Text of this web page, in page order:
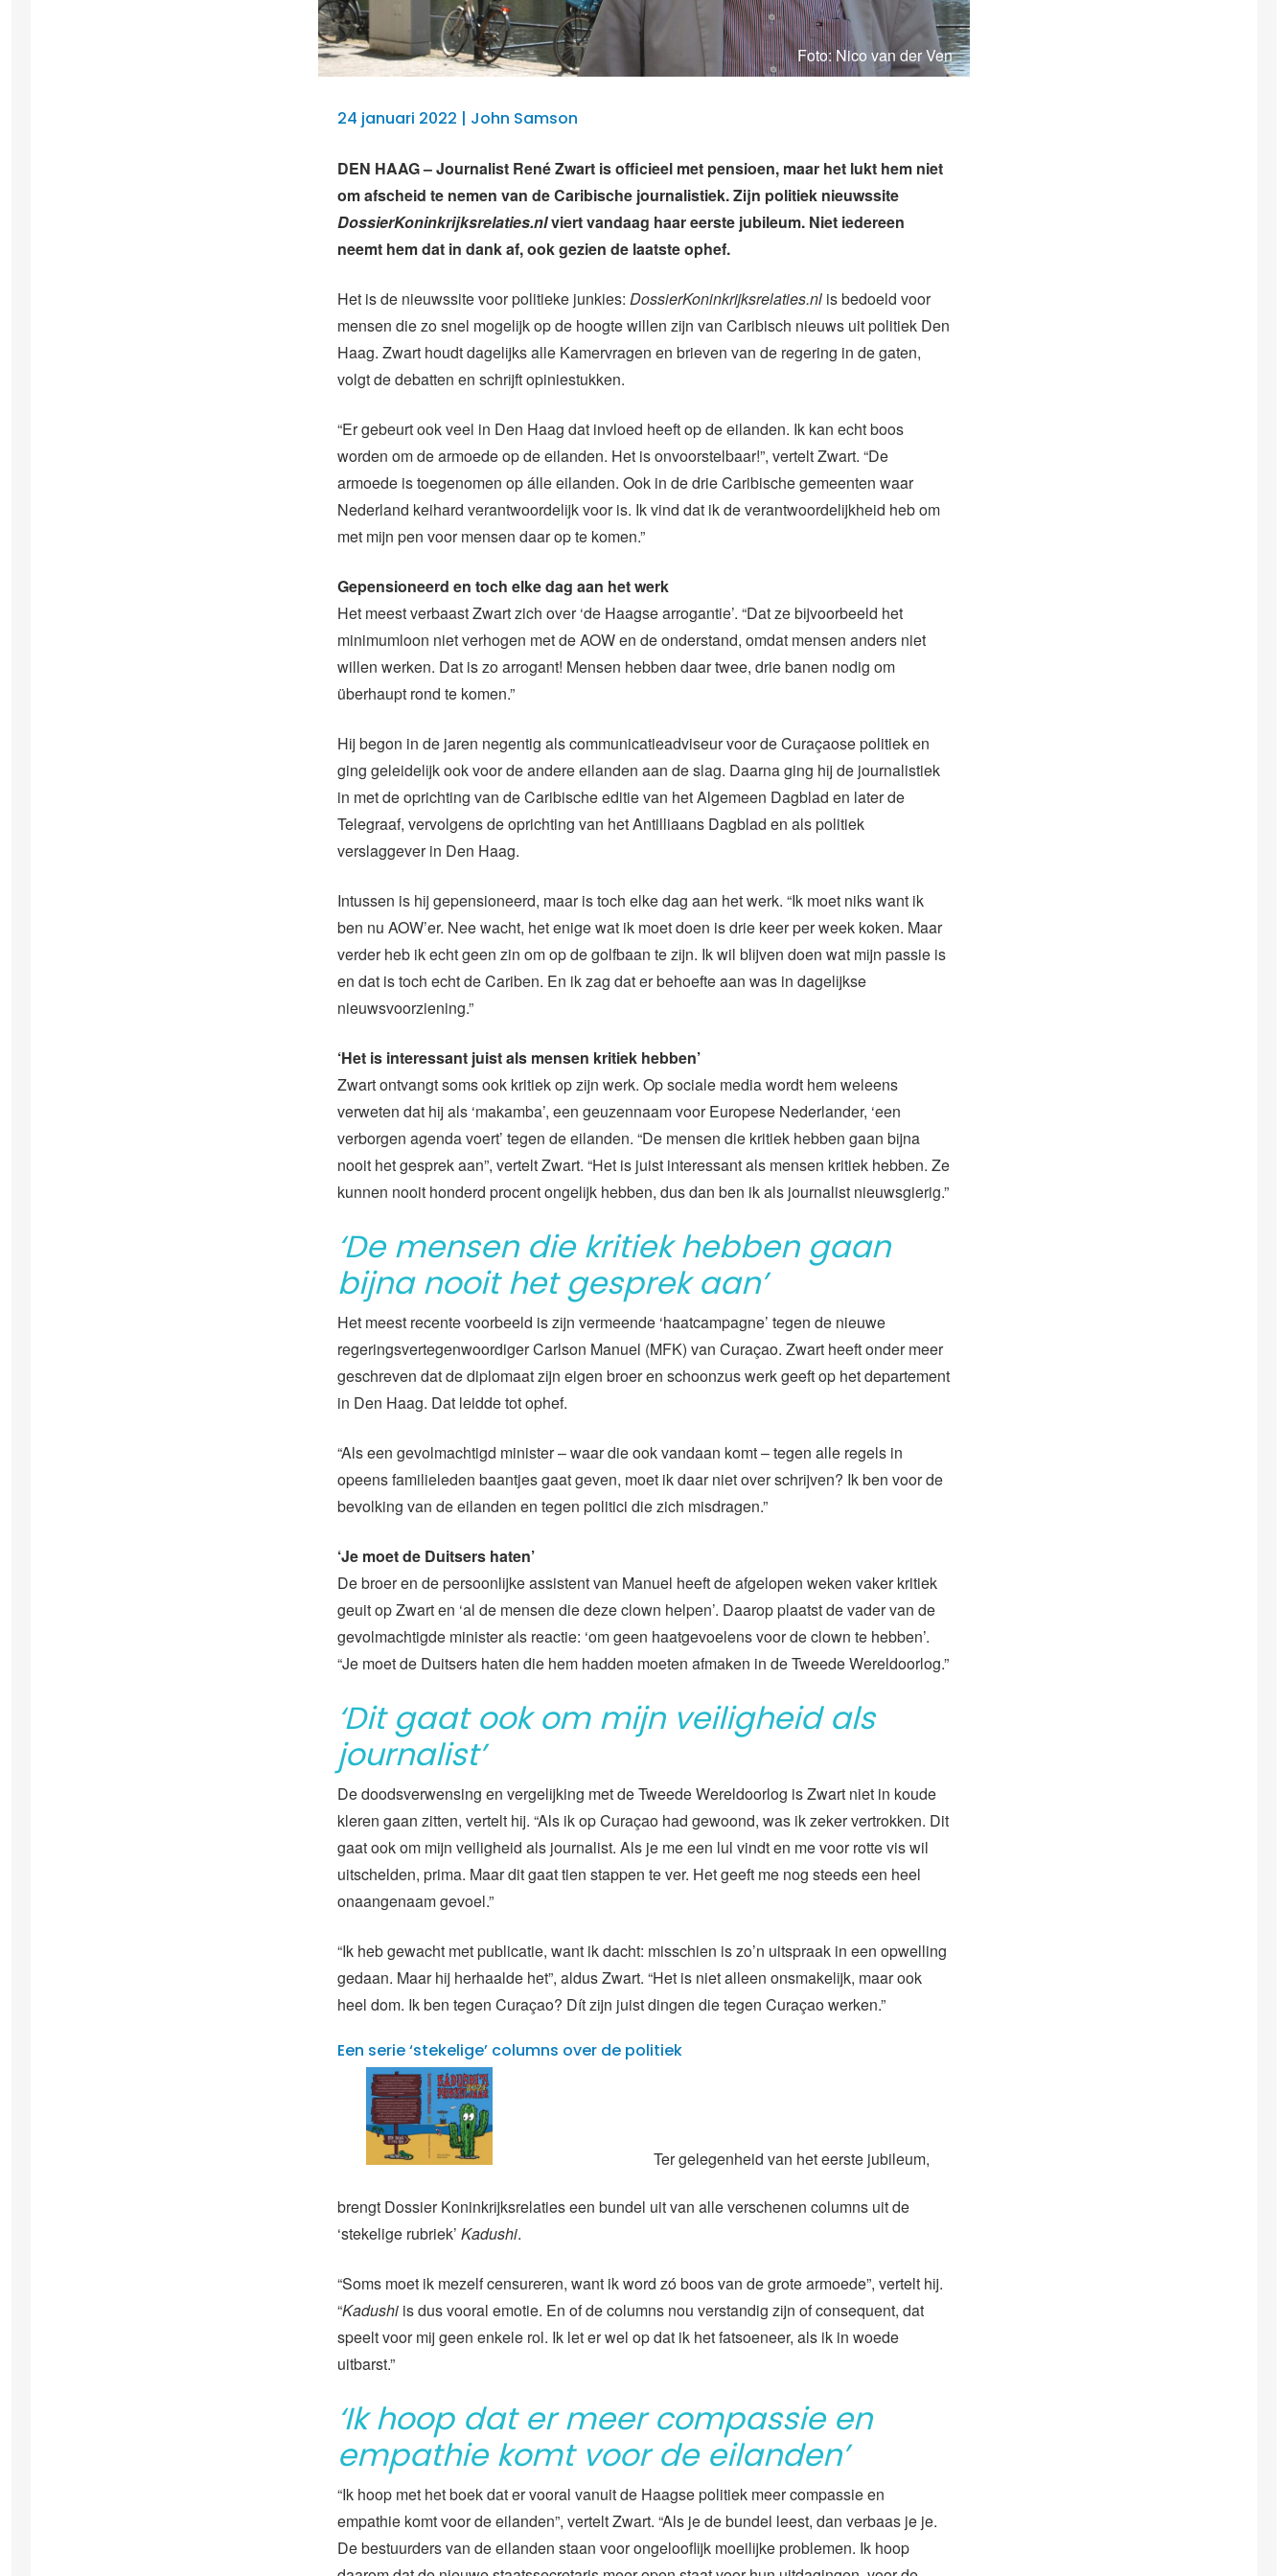
Foto: Nico van der Ven
24 januari 2022 | John Samson
DEN HAAG – Journalist René Zwart is officieel met pensioen, maar het lukt hem niet
om afscheid te nemen van de Caribische journalistiek. Zijn politiek nieuwssite
DossierKoninkrijksrelaties.nlviert vandaag haar eerste jubileum. Niet iedereen
neemt hem dat in dank af, ook gezien de laatste ophef.
Het is de nieuwssite voor politieke junkies: DossierKoninkrijksrelaties.nl is bedoeld voor
mensen die zo snel mogelijk op de hoogte willen zijn van Caribisch nieuws uit politiek Den
Haag. Zwart houdt dagelijks alle Kamervragen en brieven van de regering in de gaten,
volgt de debatten en schrijft opiniestukken.
“Er gebeurt ook veel in Den Haag dat invloed heeft op de eilanden. Ik kan echt boos
worden om de armoede op de eilanden. Het is onvoorstelbaar!”, vertelt Zwart. “De
armoede is toegenomen op álle eilanden. Ook in de drie Caribische gemeenten waar
Nederland keihard verantwoordelijk voor is. Ik vind dat ik de verantwoordelijkheid heb om
met mijn pen voor mensen daar op te komen.”
Gepensioneerd en toch elke dag aan het werk
Het meest verbaast Zwart zich over ‘de Haagse arrogantie’. “Dat ze bijvoorbeeld het
minimumloon niet verhogen met de AOW en de onderstand, omdat mensen anders niet
willen werken. Dat is zo arrogant! Mensen hebben daar twee, drie banen nodig om
überhaupt rond te komen.”
Hij begon in de jaren negentig als communicatieadviseur voor de Curaçaose politiek en
ging geleidelijk ook voor de andere eilanden aan de slag. Daarna ging hij de journalistiek
in met de oprichting van de Caribische editie van het Algemeen Dagblad en later de
Telegraaf, vervolgens de oprichting van het Antilliaans Dagblad en als politiek
verslaggever in Den Haag.
Intussen is hij gepensioneerd, maar is toch elke dag aan het werk. “Ik moet niks want ik
ben nu AOW’er. Nee wacht, het enige wat ik moet doen is drie keer per week koken. Maar
verder heb ik echt geen zin om op de golfbaan te zijn. Ik wil blijven doen wat mijn passie is
en dat is toch echt de Cariben. En ik zag dat er behoefte aan was in dagelijkse
nieuwsvoorziening.”
‘Het is interessant juist als mensen kritiek hebben’
Zwart ontvangt soms ook kritiek op zijn werk. Op sociale media wordt hem weleens
verweten dat hij als ‘makamba’, een geuzennaam voor Europese Nederlander, ‘een
verborgen agenda voert’ tegen de eilanden. “De mensen die kritiek hebben gaan bijna
nooit het gesprek aan”, vertelt Zwart. “Het is juist interessant als mensen kritiek hebben. Ze
kunnen nooit honderd procent ongelijk hebben, dus dan ben ik als journalist nieuwsgierig.”
‘De mensen die kritiek hebben gaan
bijna nooit het gesprek aan’
Het meest recente voorbeeld is zijn vermeende ‘haatcampagne’ tegen de nieuwe
regeringsvertegenwoordiger Carlson Manuel (MFK) van Curaçao. Zwart heeft onder meer
geschreven dat de diplomaat zijn eigen broer en schoonzus werk geeft op het departement
in Den Haag. Dat leidde tot ophef.
“Als een gevolmachtigd minister – waar die ook vandaan komt – tegen alle regels in
opeens familieleden baantjes gaat geven, moet ik daar niet over schrijven? Ik ben voor de
bevolking van de eilanden en tegen politici die zich misdragen.”
‘Je moet de Duitsers haten’
De broer en de persoonlijke assistent van Manuel heeft de afgelopen weken vaker kritiek
geuit op Zwart en ‘al de mensen die deze clown helpen’. Daarop plaatst de vader van de
gevolmachtigde minister als reactie: ‘om geen haatgevoelens voor de clown te hebben’.
“Je moet de Duitsers haten die hem hadden moeten afmaken in de Tweede Wereldoorlog.”
‘Dit gaat ook om mijn veiligheid als
journalist’
De doodsverwensing en vergelijking met de Tweede Wereldoorlog is Zwart niet in koude
kleren gaan zitten, vertelt hij. “Als ik op Curaçao had gewoond, was ik zeker vertrokken. Dit
gaat ook om mijn veiligheid als journalist. Als je me een lul vindt en me voor rotte vis wil
uitschelden, prima. Maar dit gaat tien stappen te ver. Het geeft me nog steeds een heel
onaangenaam gevoel.”
“Ik heb gewacht met publicatie, want ik dacht: misschien is zo’n uitspraak in een opwelling
gedaan. Maar hij herhaalde het”, aldus Zwart. “Het is niet alleen onsmakelijk, maar ook
heel dom. Ik ben tegen Curaçao? Dít zijn juist dingen die tegen Curaçao werken.”
Een serie ‘stekelige’ columns over de politiek
Ter gelegenheid van het eerste jubileum,
brengt Dossier Koninkrijksrelaties een bundel uit van alle verschenen columns uit de
‘stekelige rubriek’ Kadushi.
“Soms moet ik mezelf censureren, want ik word zó boos van de grote armoede”, vertelt hij.
“Kadushi is dus vooral emotie. En of de columns nou verstandig zijn of consequent, dat
speelt voor mij geen enkele rol. Ik let er wel op dat ik het fatsoeneer, als ik in woede
uitbarst.”
‘Ik hoop dat er meer compassie en
empathie komt voor de eilanden’
“Ik hoop met het boek dat er vooral vanuit de Haagse politiek meer compassie en
empathie komt voor de eilanden”, vertelt Zwart. “Als je de bundel leest, dan verbaas je je.
De bestuurders van de eilanden staan voor ongelooflijk moeilijke problemen. Ik hoop